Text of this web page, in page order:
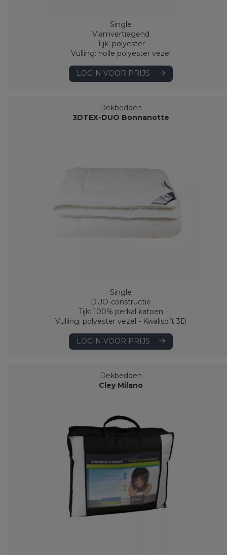
Single
Vlamvertragend
Tijk: polyester
Vulling: holle polyester vezel
LOGIN VOOR PRIJS
Dekbedden
3DTEX-DUO Bonnanotte
Single
DUO-constructie
Tijk: 100% perkal katoen
Vulling: polyester vezel - Kwalisoft 3D
LOGIN VOOR PRIJS
Dekbedden
Cley Milano